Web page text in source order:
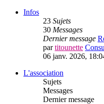
Infos
23 Sujets
30 Messages
Dernier message
partitounette
06 janv. 2026,
L'association
Sujets
Messages
Dernier message